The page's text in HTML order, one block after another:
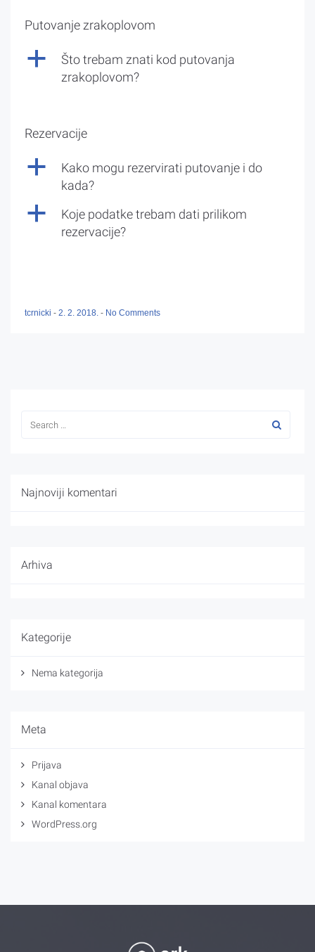
Putovanje zrakoplovom
a
Što trebam znati kod putovanja
zrakoplovom?
Rezervacije
a
Kako mogu rezervirati putovanje i do
kada?
a
Koje podatke trebam dati prilikom
rezervacije?
tcrnicki - 2. 2. 2018. - No Comments
Najnoviji komentari
Arhiva
Kategorije
Nema kategorija
Meta
Prijava
Kanal objava
Kanal komentara
WordPress.org